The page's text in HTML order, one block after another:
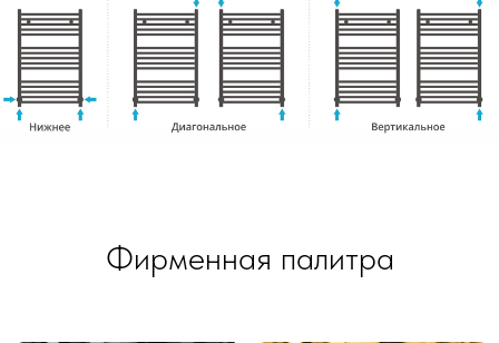
Фирменная палитра